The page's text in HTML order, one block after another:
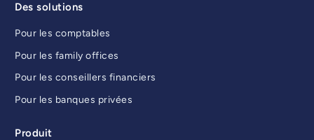
Des solutions
Pour les comptables
Pour les family offices
Pour les conseillers financiers
Pour les banques privées
Produit